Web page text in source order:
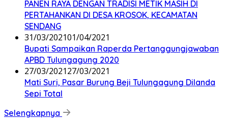
PANEN RAYA DENGAN TRADISI METIK MASIH DI
PERTAHANKAN DI DESA KROSOK, KECAMATAN
SENDANG
31/03/202101/04/2021
Bupati Sampaikan Raperda Pertanggungjawaban
APBD Tulungagung 2020
27/03/202127/03/2021
Mati Suri, Pasar Burung Beji Tulungagung Dilanda
Sepi Total
Selengkapnya